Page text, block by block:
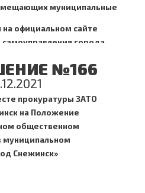
муниципальные
на официальном сайте
самоуправления города
массовой информации
для опубликования
№166
прокуратуры ЗАТО
на Положение
м общественном
муниципальном
Снежинск»